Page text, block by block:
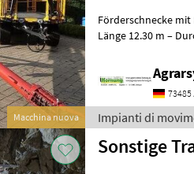
Macchina nuova
Förderschnecke mit Fahrwerk 1
73485
Impianti di
Sonstige